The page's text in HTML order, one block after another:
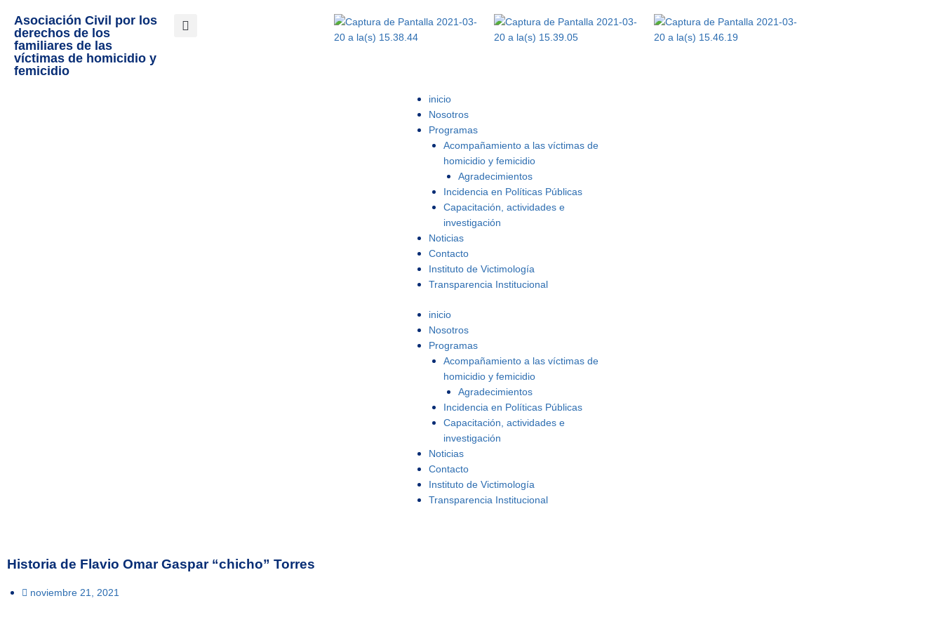
Asociación Civil por los
derechos de los
familiares de las
víctimas de homicidio y
femicidio
inicio
Nosotros
Programas
Acompañamiento a las víctimas de
homicidio y femicidio
Agradecimientos
Incidencia en Políticas Públicas
Capacitación, actividades e
investigación
Noticias
Contacto
Instituto de Victimología
Transparencia Institucional
inicio
Nosotros
Programas
Acompañamiento a las víctimas de
homicidio y femicidio
Agradecimientos
Incidencia en Políticas Públicas
Capacitación, actividades e
investigación
Noticias
Contacto
Instituto de Victimología
Transparencia Institucional
Historia de Flavio Omar Gaspar “chicho” Torres
noviembre 21, 2021